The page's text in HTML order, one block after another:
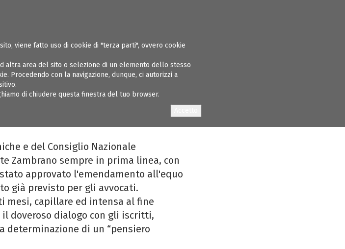
viene fatto uso di cookie di "terza parti", ovvero cookie
altra area del sito o selezione di un elemento dello stesso
Procedendo con la navigazione, dunque, ci autorizzi a
di chiudere questa finestra del tuo browser.
REGOLAMENTI AMMINISTRAZIONE TRASPARENTE ALBO INGEGNERI
degli Ingegneri di Avellino, Bari, BAT,
e del Consiglio Nazionale
Zambrano sempre in prima linea, con
approvato l'emendamento all'equo
già previsto per gli avvocati.
mesi, capillare ed intensa al fine
doveroso dialogo con gli iscritti,
determinazione di un “pensiero